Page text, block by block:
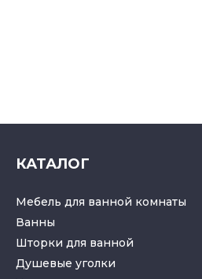
КАТАЛОГ
Мебель для ванной комнаты
Ванны
Шторки для ванной
Душевые уголки